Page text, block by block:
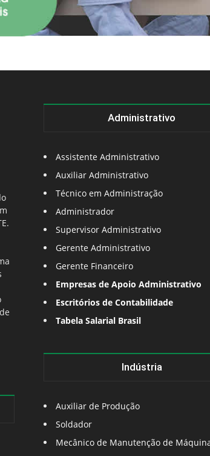
Administrativo
Assistente Administrativo
Auxiliar Administrativo
Técnico em Administração
Administrador
Supervisor Administrativo
Gerente Administrativo
Gerente Financeiro
Empresas de Apoio Administrativo
Escritórios de Contabilidade
Tabela Salarial Brasil
Indústria
Auxiliar de Produção
Soldador
Mecânico de Manutenção de